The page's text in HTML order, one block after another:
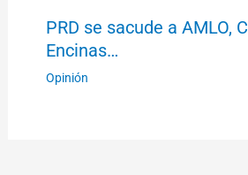
PRD se sacude a AMLO,
Encinas…
Opinión